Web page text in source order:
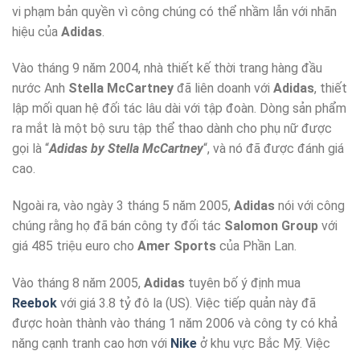
vi phạm bản quyền vì công chúng có thể nhầm lẫn với nhãn
hiệu của Adidas
Vào tháng 9 năm 2004, nhà thiết kế thời trang hàng đầu
nước Anh Stella McCartney đã liên doanh với Adidas, thiết
lập mối quan hệ đối tác lâu dài với tập đoàn. Dòng sản phẩm
ra mắt là một bộ sưu tập thể thao dành cho phụ nữ được
gọi là “Adidas by Stella McCartney“, và nó đã được đánh giá
cao.
Ngoài ra, vào ngày 3 tháng 5 năm 2005, Adidas nói với công
chúng rằng họ đã bán công ty đối tác Salomon Group với
giá 485 triệu euro cho Amer Sports của Phần Lan.
Vào tháng 8 năm 2005, Adidas tuyên bố ý định mua
Reebok với giá 3.8 tỷ đô la (US). Việc tiếp quản này đã
được hoàn thành vào tháng 1 năm 2006 và công ty có khả
năng cạnh tranh cao hơn với Nike ở khu vực Bắc Mỹ. Việc